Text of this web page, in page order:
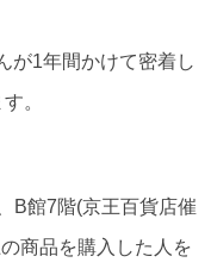
が1年間かけて密着し
。
B館7階(京王百貨店催
商品を購入した人を